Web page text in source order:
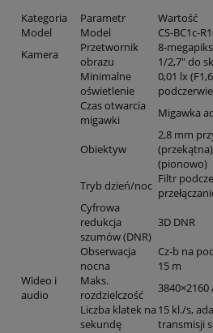
Kategoria Parametr
Wartość
Model
Model
CS-BC1c-
Kamera
Przetwornik
obrazu
8-
1/2,7" do
Minimalne
oświetlenie
0,01 lx
Czas otwarcia
migawki
Migawka
Obiektyw
2,8 mm
(pionowo)
Tryb dzień/noc Filtr
Cyfrowa
redukcja
szumów (DNR)
3D DNR
Obserwacja
nocna
Cz-b na
15 m
Wideo i
audio
Maks.
rozdzielczość
3840×2160
Liczba klatek na
sekundę
15 kl./s,
transmisji